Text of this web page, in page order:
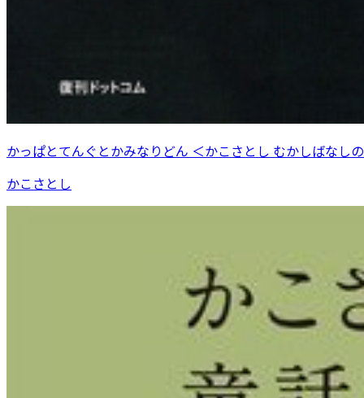
かっぱとてんぐとかみなりどん ＜かこさとし むかしばなし
かこさとし